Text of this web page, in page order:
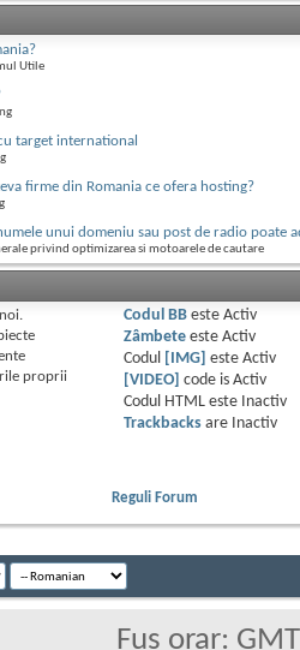
Utile
target international
firme din Romania ce ofera hosting?
unui domeniu sau post de radio poate
privind optimizarea si motoarele de cautare
proprii
Codul BBeste Activ
Zâmbeteeste Activ
Codul
[IMG] este Activ
[VIDEO] code is Activ
Codul HTML este
Inactiv
Trackbacksare
Inactiv
Reguli Forum
Fus orar: